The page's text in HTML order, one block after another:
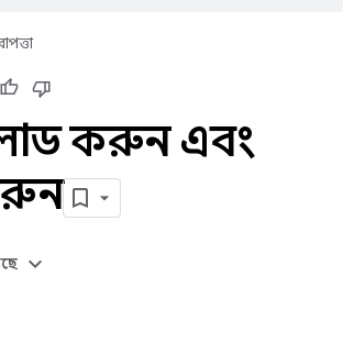
করুন এবং